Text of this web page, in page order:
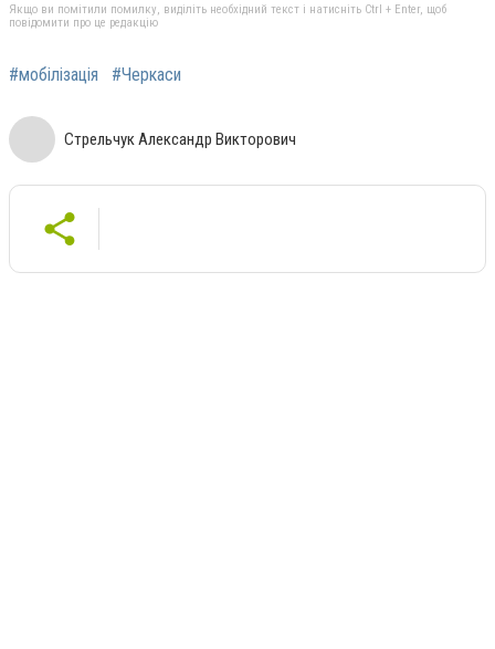
Якщо ви помітили помилку, виділіть необхідний текст і натисніть Ctrl + Enter, щоб
повідомити про це редакцію
#мобілізація #Черкаси
Стрельчук Александр Викторович